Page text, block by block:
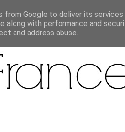
from Google to deliver its
along with performance and
and address abuse.